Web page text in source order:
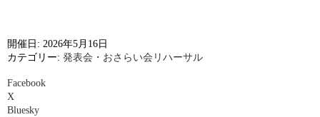
開催日: 2026年5月16日
カテゴリー: 発表会・おさらい会リハーサル
Facebook
X
Bluesky